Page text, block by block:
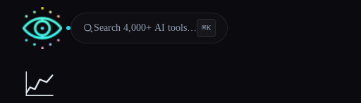
Search 4,000+ AI tools… ⌘K
📈